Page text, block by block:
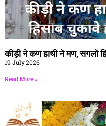
कीड़ी ने कण हाथी ने मण, सगलो
19 July 2026
Read More »